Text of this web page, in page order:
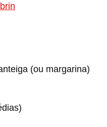
(ou margarina)